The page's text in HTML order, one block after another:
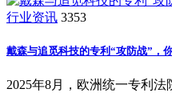
行业资讯 3353
戴森与追觅科技的专利“攻防战”，
2025年8月，欧洲统一专利